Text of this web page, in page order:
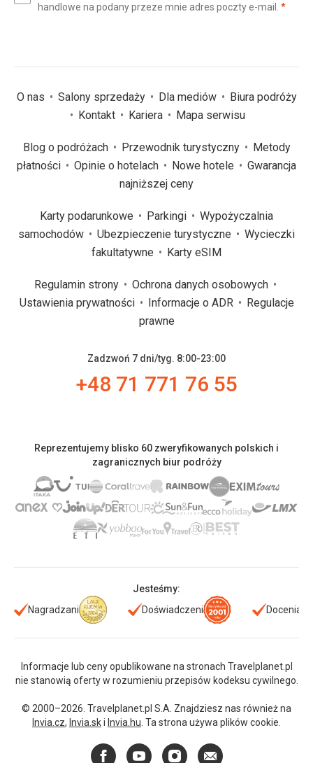
(wymagane)
handlowe na podany przeze mnie adres poczty e-mail. *
O nas Salony sprzedaży Dla mediów
Biura podróży
Kontakt
Kariera Mapa serwisu
Blog o podróżach Przewodnik turystyczny
Metody
płatności
Opinie o hotelach Nowe hotele
Gwarancja
najniższej ceny
Karty podarunkowe Parkingi
Wypożyczalnia
samochodów
Ubezpieczenie turystyczne
Wycieczki
fakultatywne
Karty eSIM
Regulamin strony
Ochrona danych osobowych
Ustawienia prywatności
Informacje o ADR
Regulacje
prawne
Zadzwoń 7 dni/tyg. 8:00-23:00
+48 71 771 76 55
Reprezentujemy blisko 60 zweryfikowanych polskich i
zagranicznych biur podróży
Jesteśmy:
Nagradzani
Doświadczeni Doceniani
Informacje lub ceny opublikowane na stronach Travelplanet.pl
nie stanowią oferty w rozumieniu przepisów kodeksu cywilnego.
© 2000–2026. Travelplanet.pl S.A. Znajdziesz nas również na
Invia.cz, Invia.ski Invia.hu . Ta strona używa plików cookie.